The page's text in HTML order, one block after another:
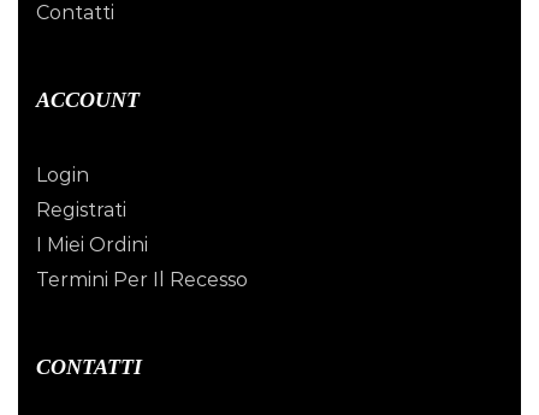
Contatti
ACCOUNT
Login
Registrati
I Miei Ordini
Termini Per Il Recesso
CONTATTI